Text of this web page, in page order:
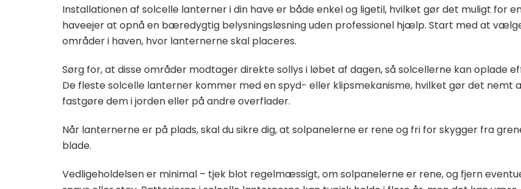
Installationen af solcelle lanterner i din have er både enkel og ligetil, hvilket gør det muligt for
haveejer at opnå en bæredygtig belysningsløsning uden professionel hjælp. Start med at
områder i haven, hvor lanternerne skal placeres.
Sørg for, at disse områder modtager direkte sollys i løbet af dagen, så solcellerne kan oplade
De fleste solcelle lanterner kommer med en spyd- eller klipsmekanisme, hvilket gør det nemt
fastgøre dem i jorden eller på andre overflader.
Når lanternerne er på plads, skal du sikre dig, at solpanelerne er rene og fri for skygger fra
blade.
Vedligeholdelsen er minimal – tjek blot regelmæssigt, om solpanelerne er rene, og fjern